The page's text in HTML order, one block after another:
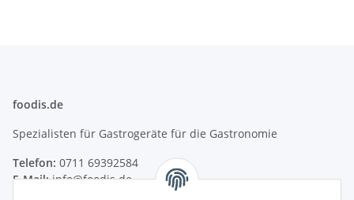
foodis.de
Spezialisten für Gastrogeräte für die Gastronomie
Telefon: 0711 69392584
E-Mail:info@foodis.de